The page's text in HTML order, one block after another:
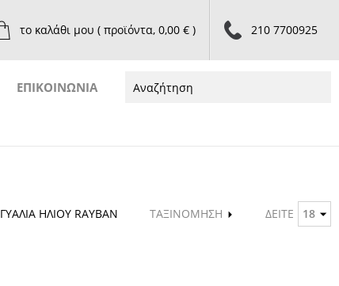
210 7700925
το καλάθι μου ( προϊόντα, 0,00 € )
ΕΠΙΚΟΙΝΩΝΙΑ
18
ΔΕΙΤΕ
ΤΑΞΙΝΟΜΗΣΗ
ΓΥΑΛΙΑ ΗΛΙΟΥ RAYBAN